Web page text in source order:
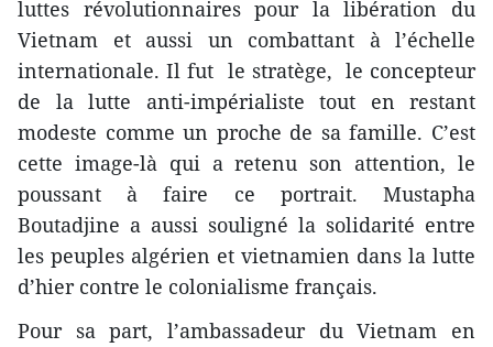
luttes révolutionnaires pour la libération du
Vietnam et aussi un combattant à l’échelle
internationale. Il fut le stratège, le concepteur
de la lutte anti-impérialiste ​tout en restant
modeste comme un proche de sa famille. C’est
cette image-là qui a retenu son attention, le
poussant à faire ce portrait. Mustapha
Boutadjine a aussi souligné la solidarité entre
les peuples algérien et vietnamien dans la lutte
d’hier contre le colonialisme français.
Pour sa part, l’ambassadeur du Vietnam en